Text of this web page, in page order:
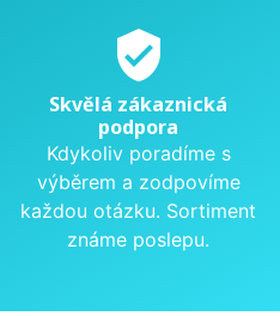
verified_user
Skvělá zákaznická
podpora
Kdykoliv poradíme s
výběrem a zodpovíme
každou otázku. Sortiment
známe poslepu.